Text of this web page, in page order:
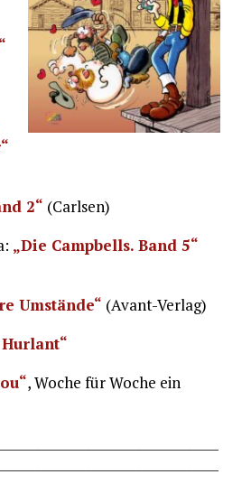
2“ (Carlsen)
„Die Campbells. Band 5“
Umstände“ (Avant-Verlag)
, Woche für Woche ein